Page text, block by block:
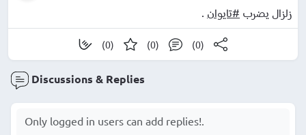
زلزال يضرب #تايوان .
(0) (0) (0)
Discussions & Replies